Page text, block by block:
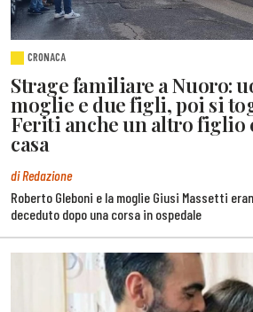
CRONACA
Strage familiare a Nuoro:
moglie e due figli, poi si
Feriti anche un altro figlio
casa
di Redazione
Roberto Gleboni e la moglie Giusi Massetti
deceduto dopo una corsa in ospedale